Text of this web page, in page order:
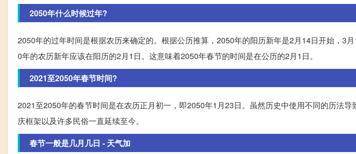
2050年什么时候过年?
2050年的过年时间是根据农历来确定的。根据公历推算，2050年的阳历新年是2月14日开始，3
0年的农历新年应该在阳历的2月1日。这意味着2050年春节的时间是在公历的2月1日。
2021至2050年春节时间?
2021至2050年的春节时间是在农历正月初一，即2050年1月23日。虽然历史中使用不同的历法
庆框架以及许多民俗一直延续至今。
春节一般是几月几日 - 天气加